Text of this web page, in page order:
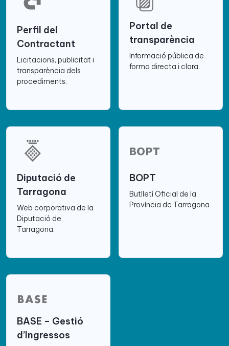
Perfil del
Contractant
Licitacions, publicitat i
transparència dels
procediments.
Portal de
transparència
Informació pública de
forma directa i clara.
Diputació de
Tarragona
Web corporativa de la
Diputació de
Tarragona.
BOPT
Butlletí Oficial de la
Província de Tarragona
BASE – Gestió
d’Ingressos